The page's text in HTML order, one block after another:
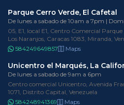
Parque Cerro Verde, El Cafetal
De lunes a sabado de 10am a 7pm |
05, E1, local E1, Centro Comercial
Los Naranjos, Caracas 1083, Miranda,
584249649857
Maps
Unicentro el Marqués, La
De lunes a sabado de 9am a 6pm
Centro comercial Unicentro, Avenida
1071, Distrito Capital, Venezuela
584248941369
Maps